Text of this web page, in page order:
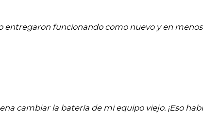
entregaron funcionando como nuevo y en
cambiar la batería de mi equipo viejo. ¡Eso